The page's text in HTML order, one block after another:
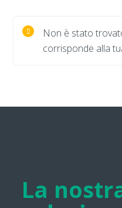
Non è stato
corrisponde alla
La